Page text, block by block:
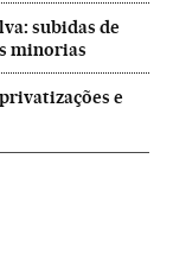
subidas de
minorias
e